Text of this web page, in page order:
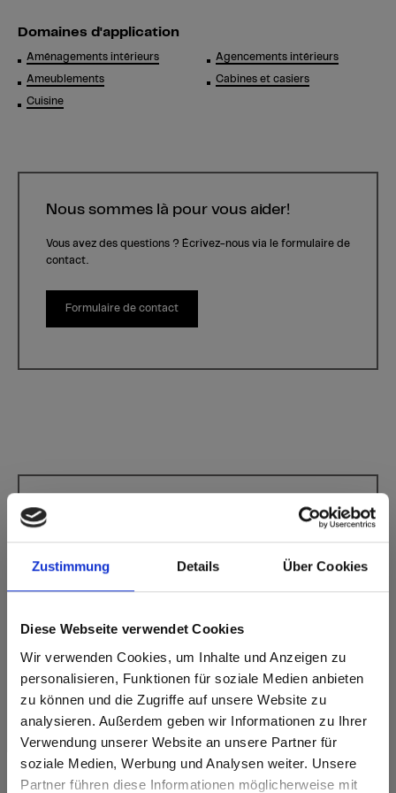
Zustimmung Details Über Cookies
Diese Webseite verwendet Cookies
Wir verwenden Cookies, um Inhalte und Anzeigen zu
personalisieren, Funktionen für soziale Medien anbieten
zu können und die Zugriffe auf unsere Website zu
analysieren. Außerdem geben wir Informationen zu Ihrer
Verwendung unserer Website an unsere Partner für
soziale Medien, Werbung und Analysen weiter. Unsere
Partner führen diese Informationen möglicherweise mit
Domaines d'application
Aménagements intérieurs
Ameublements
Cuisine
Agencements intérieurs
Cabines et casiers
Nous sommes là pour vous aider!
Vous avez des questions ? Écrivez-nous via le formulaire de
contact.
Formulaire de contact
Code NCS le plus proche: S 4005-Y50R
Facile à nettoyer Résistant aux chocs
Résistant aux rayures Résistant aux solvants